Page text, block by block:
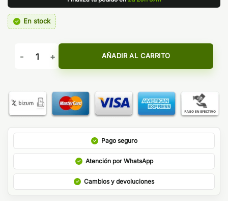
En stock
AROMA SHINIGAMI ZERO - A&L cantidad
AÑADIR AL CARRITO
Pago seguro
Atención por WhatsApp
Cambios y devoluciones